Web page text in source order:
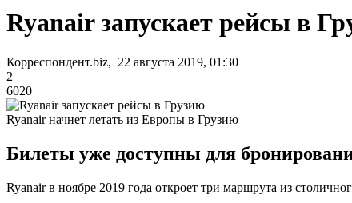
Ryanair запускает рейсы в
Корреспондент.biz, 22 августа 2019, 01:30
2
6020
Ryanair начнет летать из Европы в Грузию
Билеты уже доступны для
Ryanair в ноябре 2019 года откроет три маршрута из